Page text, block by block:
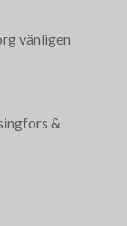
vänligen
&